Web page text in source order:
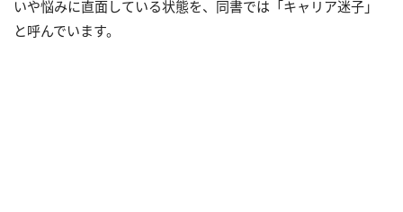
いや悩みに直面している状態を、同書では「キャリア迷子」
と呼んでいます。